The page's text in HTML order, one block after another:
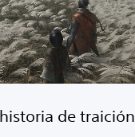
de traición